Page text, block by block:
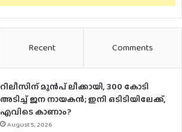
Recent Comments
റിലീസിന് മുൻപ് ലീക്കായി, 300 കോടി
അടിച്ച് ജന നായകൻ; ഇനി ഒടിടിയിലേക്ക്,
എവിടെ കാണാം?
August 5, 2026